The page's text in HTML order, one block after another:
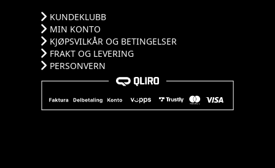
KUNDEKLUBB
MIN KONTO
KJØPSVILKÅR OG BETINGELSER
FRAKT OG LEVERING
PERSONVERN